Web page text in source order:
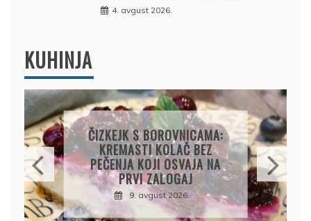
4. avgust 2026.
KUHINJA
BEZ
NA
KOLAČ S LIMUNOM I
SIROM: RECEPT ZA
KREMASTU
KOJA SE TOPI U
9. avgust 2026.